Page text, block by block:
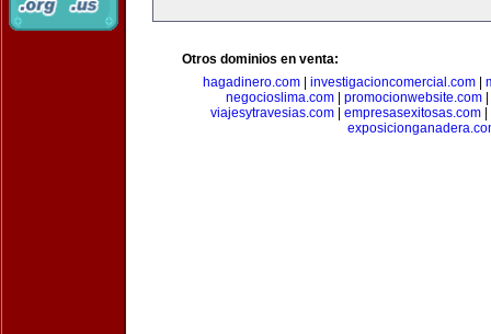
Otros dominios en venta:
hagadinero.com
investigacioncomercial.com
negocioslima.com
promocionwebsite.com
viajesytravesias.com| empresasexitosas.com|